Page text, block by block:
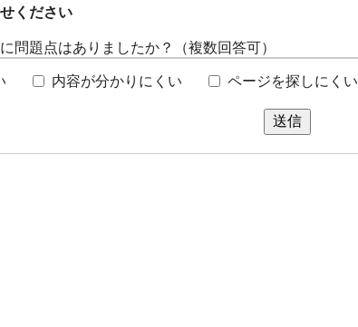
ください
問題点はありましたか？（複数回答可）
内容が分かりにくい ページを探しにくい
送信